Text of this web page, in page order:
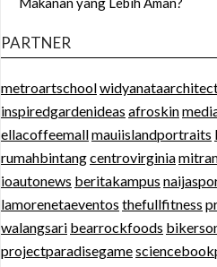
PARTNER
metroartschool
inspiredgardenideas afroskin
ellacoffeemallmauiislandportraits
rumahbintangcentrovirginia
ioautonews beritakampus
lamorenetaeventos thefullfitness
walangsari bearrockfoods
projectparadisegame